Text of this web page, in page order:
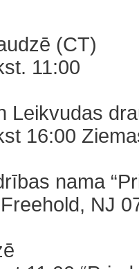
(CT)
11:00
Leikvudas
16:00
nama
NJ